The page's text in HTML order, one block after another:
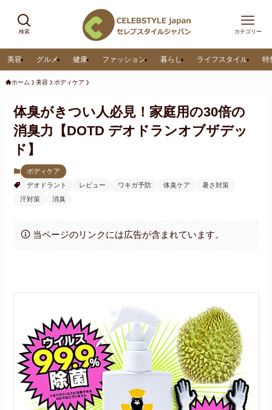
検索 カテゴリー
美容 グルメ 健康 ファッション 暮らし ライフスタイル 特
ホーム 美容 ボディケア
体臭がきつい人必見！家庭用の30倍の
消臭力【DOTD デオドランオブザデッ
ド】
ボディケア
デオドラント
レビュー ワキガ予防 体臭ケア
暑さ対策
汗対策
消臭
当ページのリンクには広告が含まれています。